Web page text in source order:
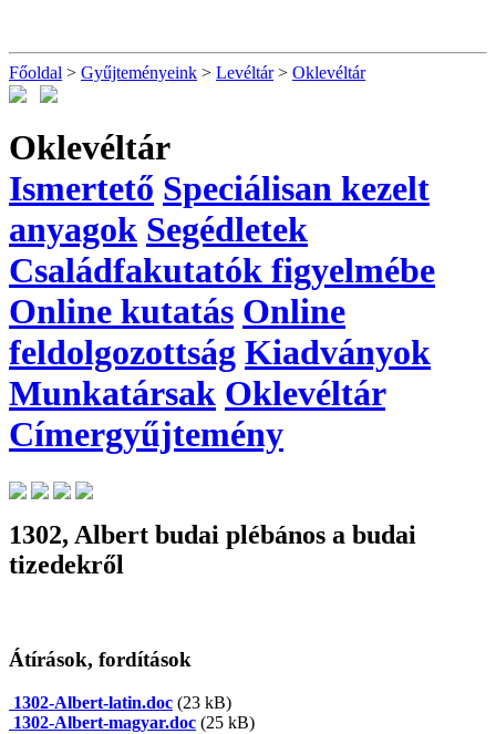
Főoldal > Gyűjteményeink > Levéltár> Oklevéltár
Oklevéltár
Ismertető Speciálisan kezelt
anyagok Segédletek
Családfakutatók figyelmébe
Online kutatás Online
feldolgozottság Kiadványok
Munkatársak Oklevéltár
Címergyűjtemény
1302, Albert budai plébános a budai
tizedekről
Átírások, fordítások
1302-Albert-latin.doc (23 kB)
1302-Albert-magyar.doc (25 kB)